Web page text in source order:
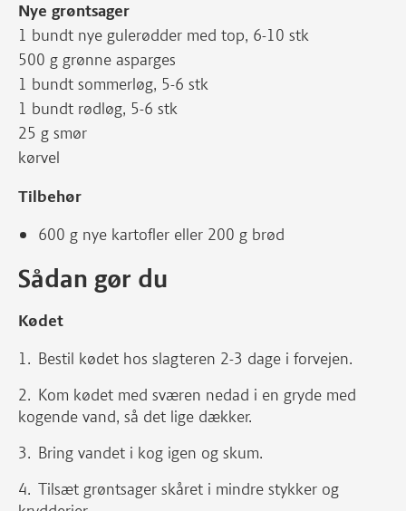
Nye grøntsager
1 bundt nye gulerødder med top, 6-10 stk
500 g grønne asparges
1 bundt sommerløg, 5-6 stk
1 bundt rødløg, 5-6 stk
25 g smør
kørvel
Tilbehør
600 g nye kartofler eller 200 g brød
Sådan gør du
Kødet
Bestil kødet hos slagteren 2-3 dage i forvejen.
Kom kødet med sværen nedad i en gryde med
kogende vand, så det lige dækker.
Bring vandet i kog igen og skum.
Tilsæt grøntsager skåret i mindre stykker og